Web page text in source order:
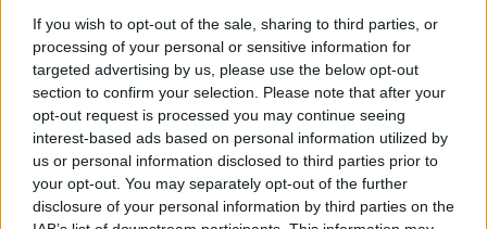
If you wish to opt-out of the sale, sharing to third parties, or
processing of your personal or sensitive information for
targeted advertising by us, please use the below opt-out
section to confirm your selection. Please note that after your
opt-out request is processed you may continue seeing
interest-based ads based on personal information utilized by
us or personal information disclosed to third parties prior to
your opt-out. You may separately opt-out of the further
disclosure of your personal information by third parties on the
abitazioni, sia pure "di lusso". Ma se i valori
sono fasulli, come fanno Bersani, Cgil e
Vendola a non vedere il rischio di aggiungere
iniquità a iniquità.